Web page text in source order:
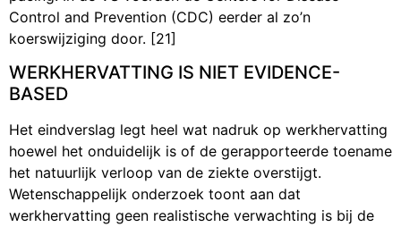
Control and Prevention (CDC) eerder al zo’n
koerswijziging door. [21]
WERKHERVATTING IS NIET EVIDENCE-
BASED
Het eindverslag legt heel wat nadruk op werkhervatting
hoewel het onduidelijk is of de gerapporteerde toename
het natuurlijk verloop van de ziekte overstijgt.
Wetenschappelijk onderzoek toont aan dat
werkhervatting geen realistische verwachting is bij de